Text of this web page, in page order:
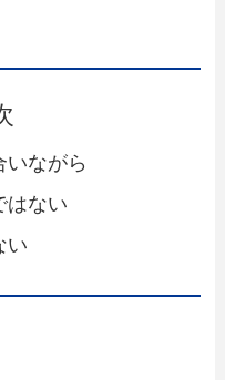
いながら
はない
い